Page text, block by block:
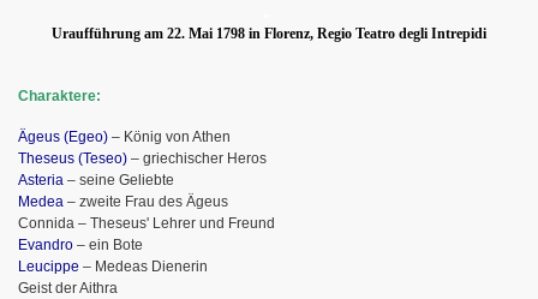
Uraufführung am 22. Mai 1798 in Florenz, Regio Teatro degli Intrepidi
Charaktere:
Ägeus (Egeo) – König von Athen
Theseus (Teseo) – griechischer Heros
Asteria – seine Geliebte
Medea – zweite Frau des Ägeus
Connida – Theseus' Lehrer und Freund
Evandro – ein Bote
Leucippe – Medeas Dienerin
Geist der Aithra